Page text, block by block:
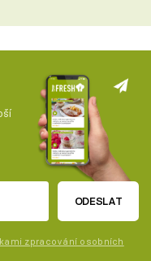
ODESLAT
zpracování osobních